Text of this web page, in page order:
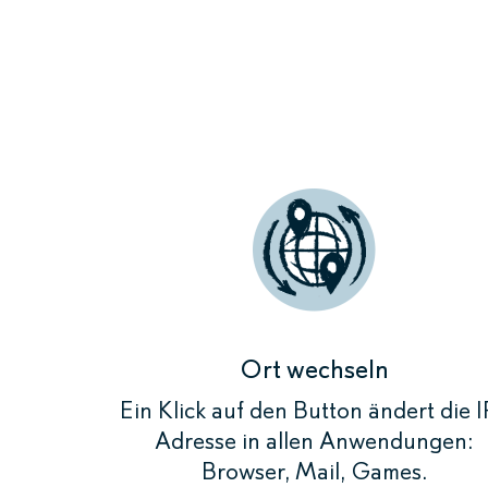
Durch
und die
Ort wechseln
Ein Klick auf den Button ändert die
Adresse in allen Anwendungen:
Browser, Mail, Games.